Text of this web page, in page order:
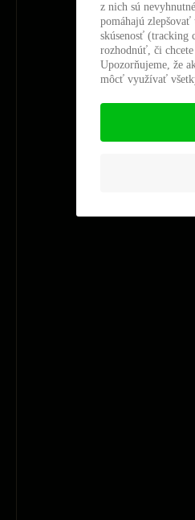
z nich sú
pomáhajú
skúsenosť (tracking
rozhodnúť, či
Upozorňujeme, že
môcť využívať